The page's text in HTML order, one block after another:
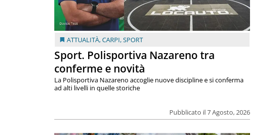
ATTUALITÀ,CARPI,SPORT
Sport. Polisportiva Nazareno tra
conferme e novità
Pubblicato il 7 Agosto, 2026
La Polisportiva Nazareno accoglie nuove discipline e si conferma
ad alti livelli in quelle storiche